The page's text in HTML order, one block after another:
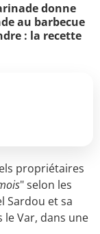
donne
au barbecue
: la recette
propriétaires
" selon les
Sardou et sa
Var, dans une